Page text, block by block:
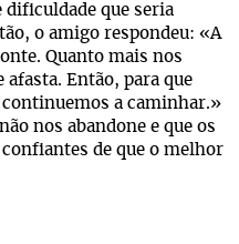
dificuldade que seria
o amigo respondeu: «A
Quanto mais nos
Então, para que
continuemos a caminhar.»
nos abandone e que os
de que o melhor